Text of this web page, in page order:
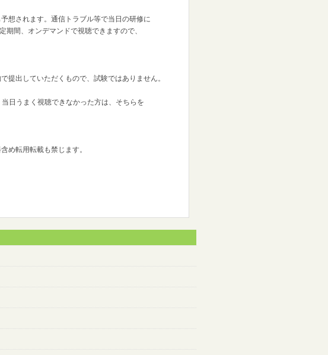
想されます。通信トラブル等で当日の研修に
間、オンデマンドで視聴できますので、
提出していただくもので、試験ではありません。
日うまく視聴できなかった方は、そちらを
め転用転載も禁じます。